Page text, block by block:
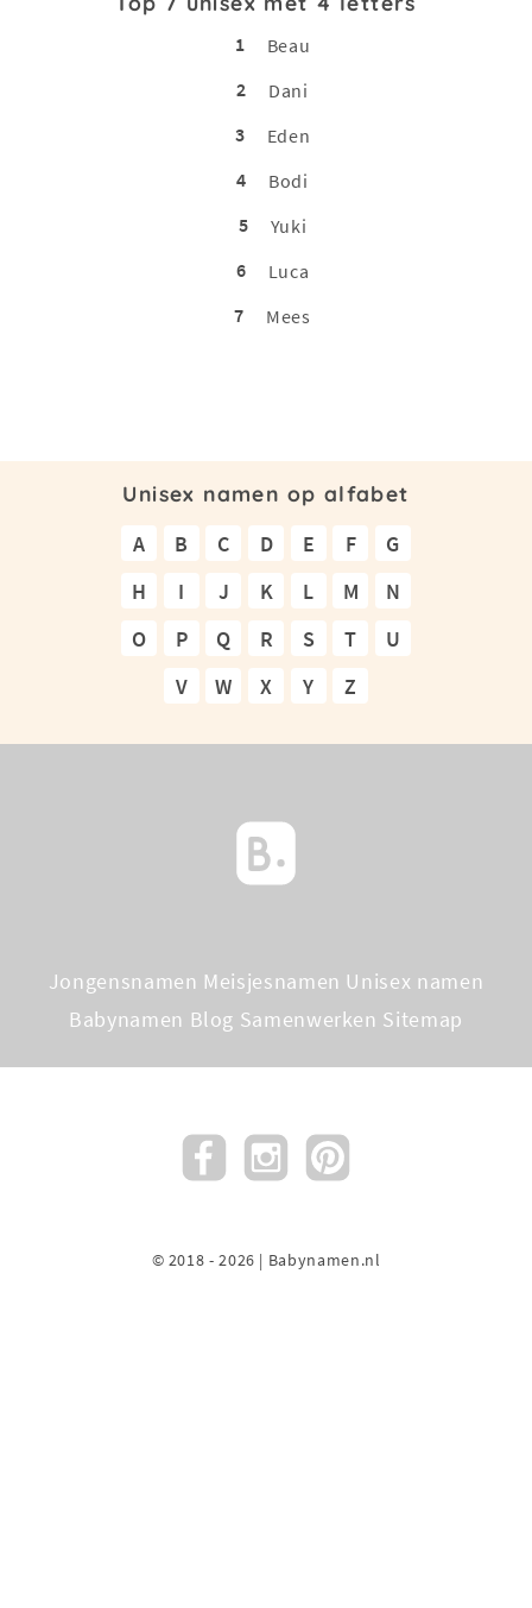
1
Beau
2
Dani
3
Eden
4
Bodi
5
Yuki
6
Luca
7
Mees
Unisex namen op alfabet
A B C D E F
G
H
I J K L M
N
O
P Q R S T
U
V
W X Y Z
Jongensnamen Meisjesnamen Unisex namen
Babynamen Blog Samenwerken Sitemap
© 2018 - 2026 | Babynamen.nl